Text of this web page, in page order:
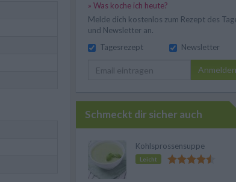
» Was koche ich heute?
Melde dich kostenlos zum Rezept des
und Newsletter an.
Tagesrezept
Newsletter
Anmelden
Schmeckt dir sicher auch
Kohlsprossensuppe
Leicht